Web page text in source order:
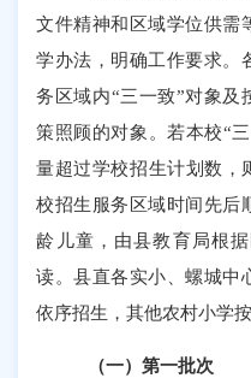
文件精神和区域学位供需
学办法，明确工作要求。
务区域内“三一致”对象及
策照顾的对象。若本校“
量超过学校招生计划数，
校招生服务区域时间先后
龄儿童，由县教育局根
读。县直各实小、螺城中
依序招生，其他农村小学
（一）第一批次